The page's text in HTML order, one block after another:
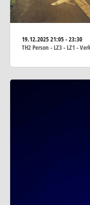
19.12.202521:05 - 23:30
TH2 Person - LZ3 - LZ1 -